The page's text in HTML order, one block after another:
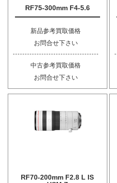
RF75-300mm F4-5.6
新品参考買取価格
お問合せ下さい
中古参考買取価格
お問合せ下さい
RF70-200mm F2.8 L IS